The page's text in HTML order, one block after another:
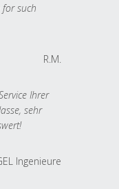
such
R.M.
Ihrer
sehr
Ingenieure